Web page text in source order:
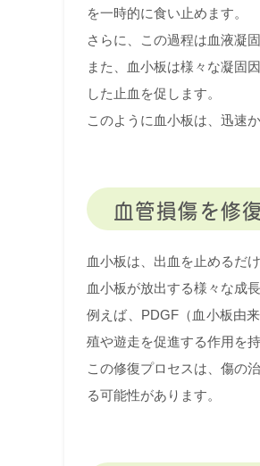
を一時的に食い止めます。
さらに、この過程は血液凝
また、血小板は様々な凝固
した止血を促します。
このように血小板は、迅速
血管損傷を修
血小板は、出血を止めるだ
血小板が放出する様々な成
例えば、PDGF（血小板由
殖や遊走を促進する作用を持
この修復プロセスは、傷の
る可能性があります。